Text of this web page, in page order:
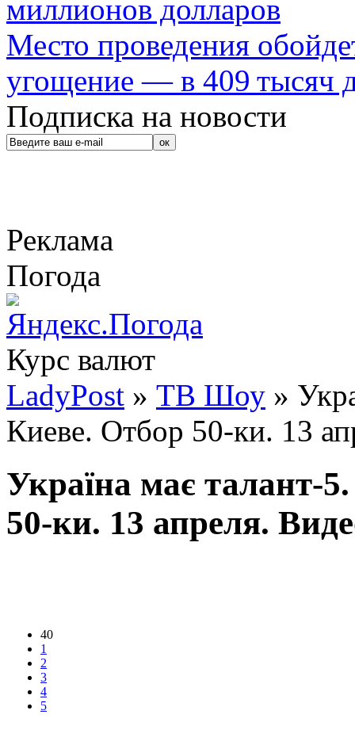
миллионов долларов
Место проведения
угощение — в 409 тысяч
Подписка на новости
Реклама
Погода
Курс валют
LadyPost » ТВ Шоу »
Киеве. Отбор 50-ки. 13
Україна має талант-
50-ки. 13 апреля.
40
1
2
3
4
5